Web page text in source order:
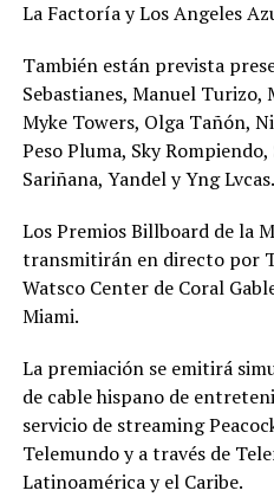
La Factoría y Los Angeles
También están prevista
Sebastianes, Manuel
Myke Towers, Olga Tañón,
Peso Pluma, Sky
Sariñana, Yandel y Yng Lvcas.
Los Premios Billboard de la
transmitirán en directo por
Watsco Center de Coral
Miami.
La premiación se emitirá
de cable hispano de
servicio de streaming
Telemundo y a través de
Latinoamérica y el Caribe.